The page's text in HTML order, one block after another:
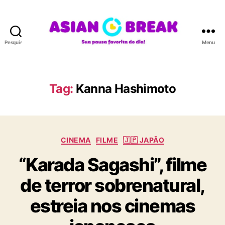
Pesquisar
A
N
R
A
Menu
Tag: Kanna Hashimoto
C
t
e
g
o
r
i
CINEMA FILME 🇯🇵 JAPÃO
“Karada Sagashi”, filme
de terror sobrenatural,
estreia nos cinemas